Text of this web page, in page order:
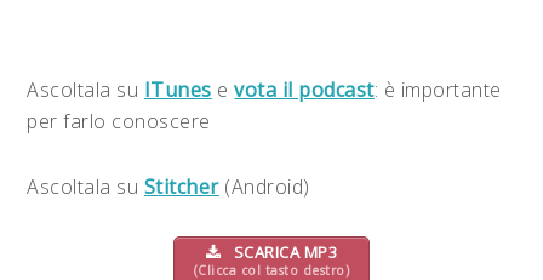
Ascoltala su ITunes evota il podcast: è importante
per farlo conoscere
Ascoltala su Stitcher(Android)
SCARICA MP3
(Clicca col tasto destro)